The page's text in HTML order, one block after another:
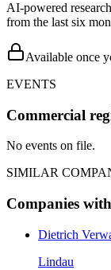
AI-powered
from the last six
Available once
EVENTS
Commercial
No events on file.
SIMILAR
Companies
Dietrich
Lindau